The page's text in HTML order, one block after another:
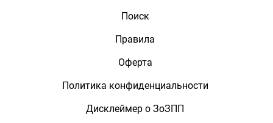
Поиск
Правила
Оферта
Политика конфиденциальности
Дисклеймер о ЗоЗПП